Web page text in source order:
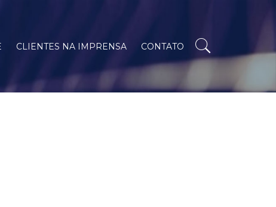
CLIENTES NA IMPRENSA CONTATO